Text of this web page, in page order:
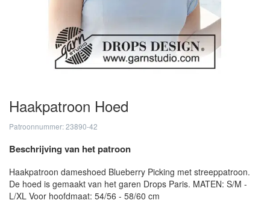
Haakpatroon Hoed
Patroonnummer: 23890-42
Beschrijving van het patroon
Haakpatroon dameshoed Blueberry Picking met streeppatroon.
De hoed is gemaakt van het garen Drops Paris. MATEN: S/M -
L/XL Voor hoofdmaat: 54/56 - 58/60 cm